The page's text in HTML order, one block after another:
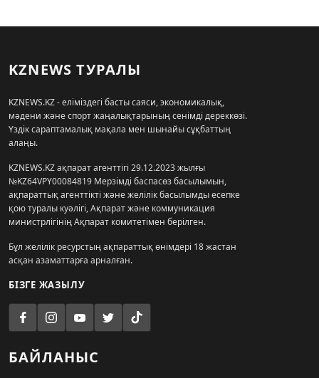
KZNEWS ТУРАЛЫ
KZNEWS.KZ - еліміздегі басты саяси, экономикалық,
мәдени және спорт жаңалықтарының сенімді дереккөзі.
Үздік сараптамалық мақала мен шынайы сұқбаттың
алаңы.
KZNEWS.KZ ақпарат агенттігі 29.12.2023 жылғы
№KZ64VPY00084819 Мерзімді баспасөз басылымын,
ақпараттық агенттікті және желілік басылымды есепке
қою туралы куәлігі, Ақпарат және коммуникация
министрлігінің Ақпарат комитетімен берілген.
Бұл желілік ресурстың ақпараттық өнімдері 18 жастан
асқан азаматтарға арналған.
БІЗГЕ ЖАЗЫЛУ
БАЙЛАНЫС